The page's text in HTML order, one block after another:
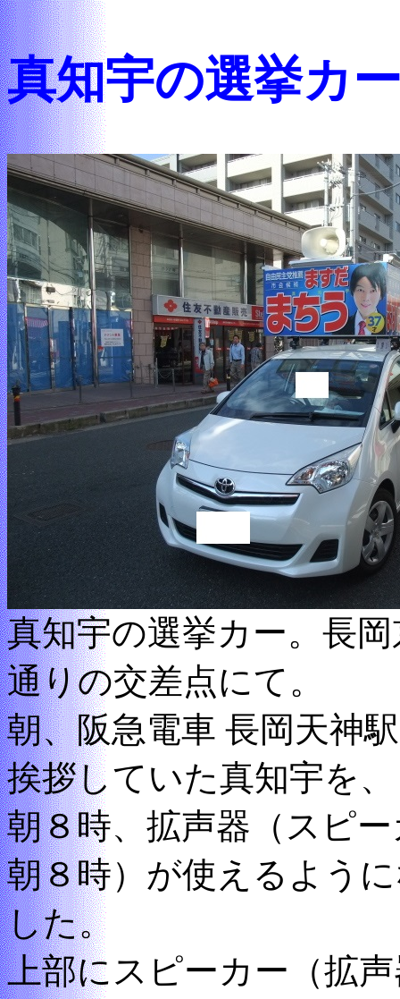
真知宇の選挙カ
真知宇の選挙カー。長
通りの交差点にて。
朝、阪急電車 長岡天神
挨拶していた真知宇を、
朝８時、拡声器（スピ
朝８時）が使えるよう
した。
上部にスピーカー（拡